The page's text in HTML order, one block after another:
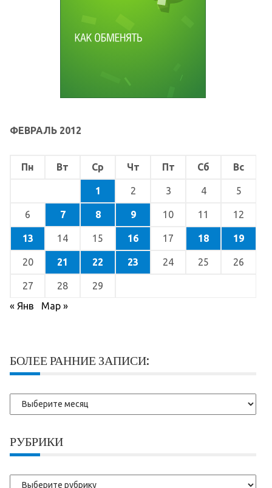
ФЕВРАЛЬ 2012
Пн Вт Ср Чт Пт Сб Вс
1 2 3 4 5
6 7 8 9 10 11 12
13 14 15 16 17 18 19
20 21 22 23 24 25 26
27 28
29
« Янв
Мар »
БОЛЕЕ РАННИЕ ЗАПИСИ:
Более
ранние
РУБРИКИ
Рубрики